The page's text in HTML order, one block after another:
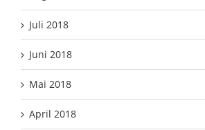
Juli 2018
Juni 2018
Mai 2018
April 2018